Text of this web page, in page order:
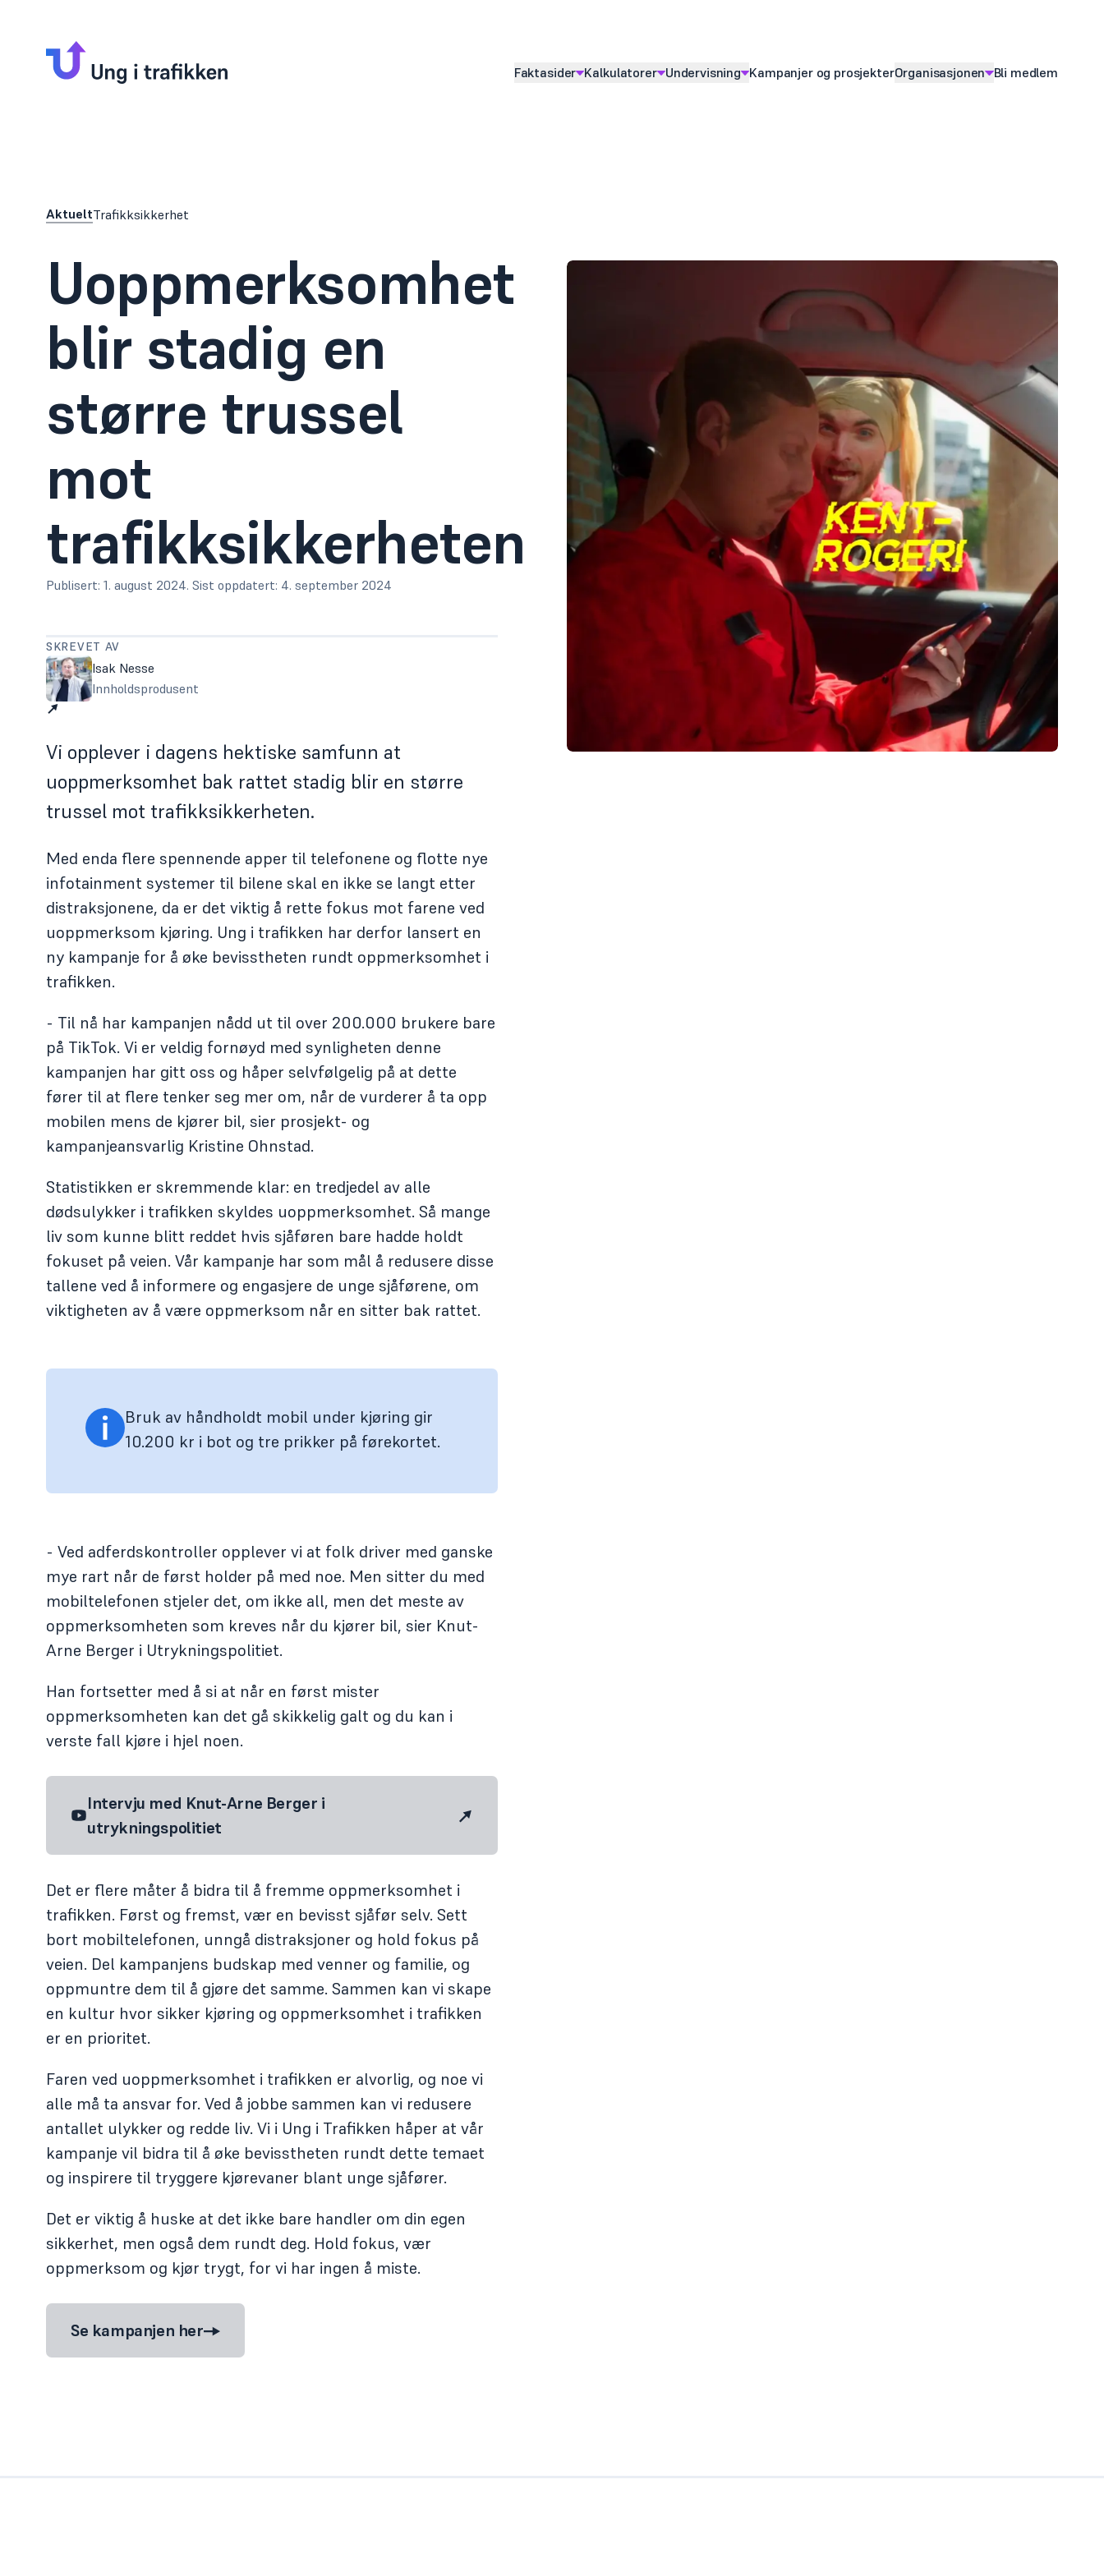
Visundermeny for
Faktasider
Visundermeny for
Kalkulatorer
Visundermeny for
Undervisning Kampanjer og prosjekter
Visundermeny for
Organisasjonen Bli medlem
AktueltTrafikksikkerhet
Uoppmerksomhet
blir stadig en
større trussel
mot
trafikksikkerheten
Publisert: 1. august 2024. Sist oppdatert: 4. september 2024
SKREVET AV
Isak Nesse
Innholdsprodusent
Vi opplever i dagens hektiske samfunn at
uoppmerksomhet bak rattet stadig blir en større
trussel mot trafikksikkerheten.
Med enda flere spennende apper til telefonene og flotte nye
infotainment systemer til bilene skal en ikke se langt etter
distraksjonene, da er det viktig å rette fokus mot farene ved
uoppmerksom kjøring. Ung i trafikken har derfor lansert en
ny kampanje for å øke bevisstheten rundt oppmerksomhet i
trafikken.
- Til nå har kampanjen nådd ut til over 200.000 brukere bare
på TikTok. Vi er veldig fornøyd med synligheten denne
kampanjen har gitt oss og håper selvfølgelig på at dette
fører til at flere tenker seg mer om, når de vurderer å ta opp
mobilen mens de kjører bil, sier prosjekt- og
kampanjeansvarlig Kristine Ohnstad.
Statistikken er skremmende klar: en tredjedel av alle
dødsulykker i trafikken skyldes uoppmerksomhet. Så mange
liv som kunne blitt reddet hvis sjåføren bare hadde holdt
fokuset på veien. Vår kampanje har som mål å redusere disse
tallene ved å informere og engasjere de unge sjåførene, om
viktigheten av å være oppmerksom når en sitter bak rattet.
Bruk av håndholdt mobil under kjøring gir
10.200 kr i bot og tre prikker på førekortet.
- Ved adferdskontroller opplever vi at folk driver med ganske
mye rart når de først holder på med noe. Men sitter du med
mobiltelefonen stjeler det, om ikke all, men det meste av
oppmerksomheten som kreves når du kjører bil, sier Knut-
Arne Berger i Utrykningspolitiet.
Han fortsetter med å si at når en først mister
oppmerksomheten kan det gå skikkelig galt og du kan i
verste fall kjøre i hjel noen.
Intervju med Knut-Arne Berger i
utrykningspolitiet
Det er flere måter å bidra til å fremme oppmerksomhet i
trafikken. Først og fremst, vær en bevisst sjåfør selv. Sett
bort mobiltelefonen, unngå distraksjoner og hold fokus på
veien. Del kampanjens budskap med venner og familie, og
oppmuntre dem til å gjøre det samme. Sammen kan vi skape
en kultur hvor sikker kjøring og oppmerksomhet i trafikken
er en prioritet.
Faren ved uoppmerksomhet i trafikken er alvorlig, og noe vi
alle må ta ansvar for. Ved å jobbe sammen kan vi redusere
antallet ulykker og redde liv. Vi i Ung i Trafikken håper at vår
kampanje vil bidra til å øke bevisstheten rundt dette temaet
og inspirere til tryggere kjørevaner blant unge sjåfører.
Det er viktig å huske at det ikke bare handler om din egen
sikkerhet, men også dem rundt deg. Hold fokus, vær
oppmerksom og kjør trygt, for vi har ingen å miste.
Se kampanjen her